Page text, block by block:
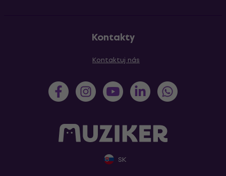
Kontakty
Kontaktuj nás
SK